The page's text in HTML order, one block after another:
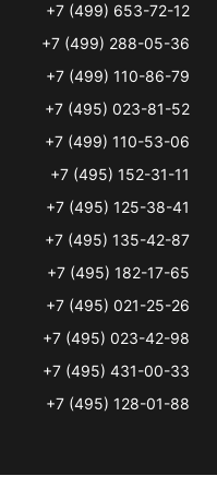
+7 (499) 653-72-12
+7 (499) 288-05-36
+7 (499) 110-86-79
+7 (495) 023-81-52
+7 (499) 110-53-06
+7 (495) 152-31-11
+7 (495) 125-38-41
+7 (495) 135-42-87
+7 (495) 182-17-65
+7 (495) 021-25-26
+7 (495) 023-42-98
+7 (495) 431-00-33
+7 (495) 128-01-88